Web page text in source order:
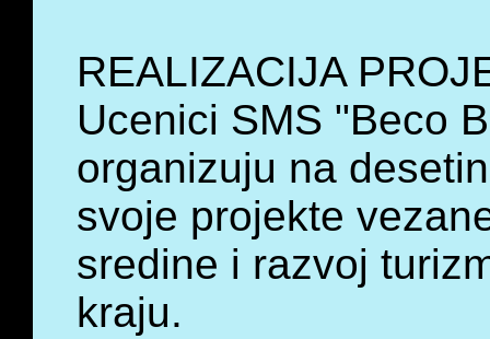
REALIZACIJA
Ucenici SMS "Beco
organizuju na
svoje projekte
sredine i razvoj
kraju.